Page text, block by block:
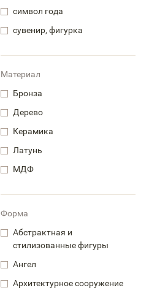
символ года
сувенир, фигурка
Материал
Бронза
Дерево
Керамика
Латунь
МДФ
Форма
Абстрактная и
стилизованные фигуры
Ангел
Архитектурное сооружение